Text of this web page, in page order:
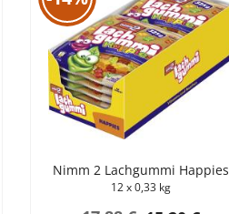
Nimm 2 Lachgummi Happies
12 x 0,33 kg